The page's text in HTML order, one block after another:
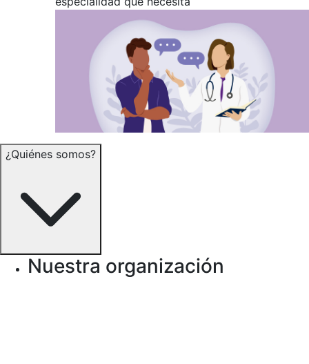
¿Quiénes somos?
Nuestra organización